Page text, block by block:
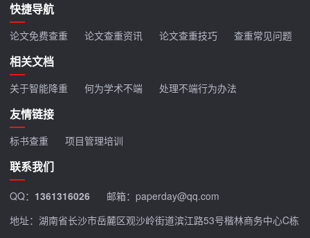
快捷导航
论文免费查重 论文查重资讯 论文查重技巧 查重常见问题
相关文档
关于智能降重 何为学术不端 处理不端行为办法
友情链接
标书查重 项目管理培训
联系我们
QQ： 1361316026
邮箱：paperday@qq.com
地址：湖南省长沙市岳麓区观沙岭街道滨江路53号楷林商务中心C栋